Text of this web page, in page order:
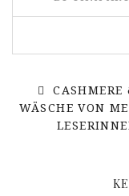
WÄSCHE VON